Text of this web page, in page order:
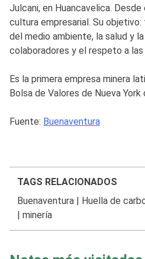
Julcani, en Huancavelica.
cultura empresarial. Su
del medio ambiente, la salud y
colaboradores y el respeto a las
Es la primera empresa minera
Bolsa de Valores de Nueva York
Fuente: Buenaventura
TAGS RELACIONADOS
Buenaventura| Huella de
| minería